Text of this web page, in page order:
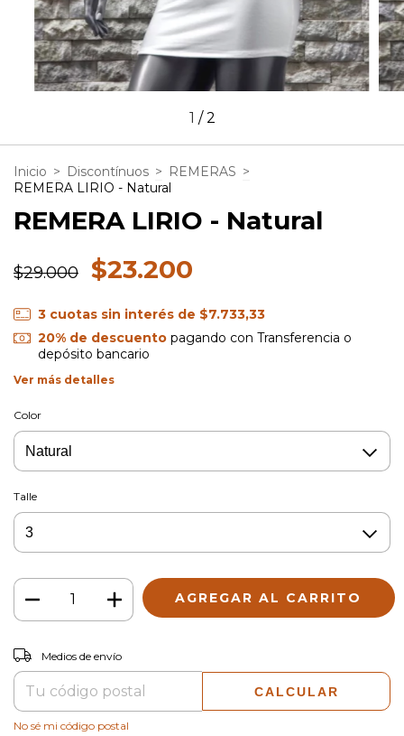
1 /2
Inicio > Discontínuos > REMERAS >
REMERA LIRIO - Natural
REMERA LIRIO - Natural
$29.000 $23.200
3 cuotas sin interés de $7.733,33
20% de descuentopagando con Transferencia o
depósito bancario
Ver más detalles
Color
Talle
Entregas para el CP:
Medios de envío
CALCULAR
No sé mi código postal